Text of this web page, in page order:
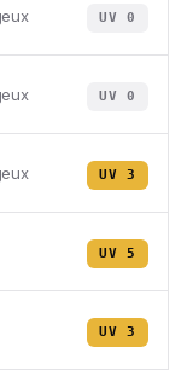
UV0
UV0
UV 3
UV 5
UV 3